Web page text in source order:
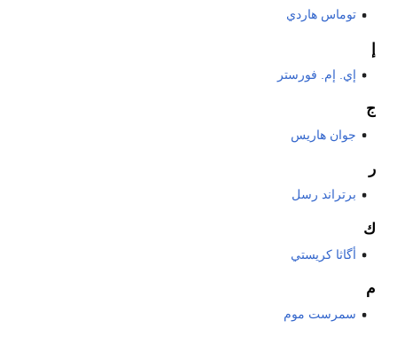
توماس هاردي
إ
إي. إم. فورستر
ج
جوان هاريس
ر
برتراند رسل
ك
أگاثا كريستي
م
سمرست موم